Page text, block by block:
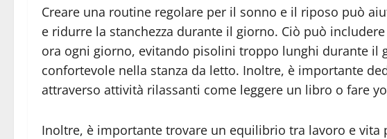
Creare una routine regolare per il sonno e il riposo può
e ridurre la stanchezza durante il giorno. Ciò può
ora ogni giorno, evitando pisolini troppo lunghi durante il
confortevole nella stanza da letto. Inoltre, è importante
attraverso attività rilassanti come leggere un libro o fare
Inoltre, è importante trovare un equilibrio tra lavoro e vita